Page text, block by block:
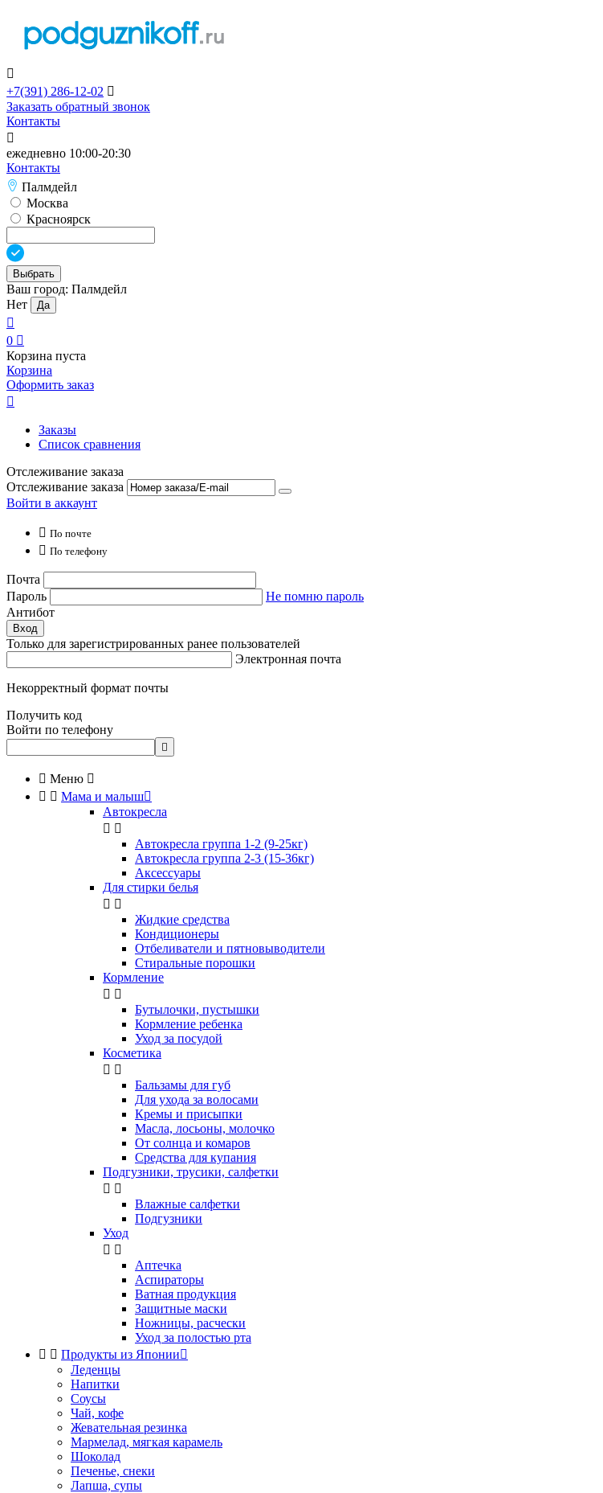

+7(391) 286-12-02 
Заказать обратный звонок
Контакты

ежедневно 10:00-20:30
Контакты
Палмдейл
Москва
Красноярск
Выбрать
Ваш город: Палмдейл
Нет
Да

0 
Корзина пуста
Корзина
Оформить заказ

Заказы
Список сравнения
Отслеживание заказа
Отслеживание заказа
Войти в аккаунт
 По почте
 По телефону
Почта
Пароль
Не помню пароль
Антибот
Вход
Только для зарегистрированных ранее пользователей
Электронная почта
Некорректный формат почты
Получить код
Войти по телефону

 Меню 
  Мама и малыш
Автокресла
 
Автокресла группа 1-2 (9-25кг)
Автокресла группа 2-3 (15-36кг)
Аксессуары
Для стирки белья
 
Жидкие средства
Кондиционеры
Отбеливатели и пятновыводители
Стиральные порошки
Кормление
 
Бутылочки, пустышки
Кормление ребенка
Уход за посудой
Косметика
 
Бальзамы для губ
Для ухода за волосами
Кремы и присыпки
Масла, лосьоны, молочко
От солнца и комаров
Средства для купания
Подгузники, трусики, салфетки
 
Влажные салфетки
Подгузники
Уход
 
Аптечка
Аспираторы
Ватная продукция
Защитные маски
Ножницы, расчески
Уход за полостью рта
  Продукты из Японии
Леденцы
Напитки
Соусы
Чай, кофе
Жевательная резинка
Мармелад, мягкая карамель
Шоколад
Печенье, снеки
Лапша, супы